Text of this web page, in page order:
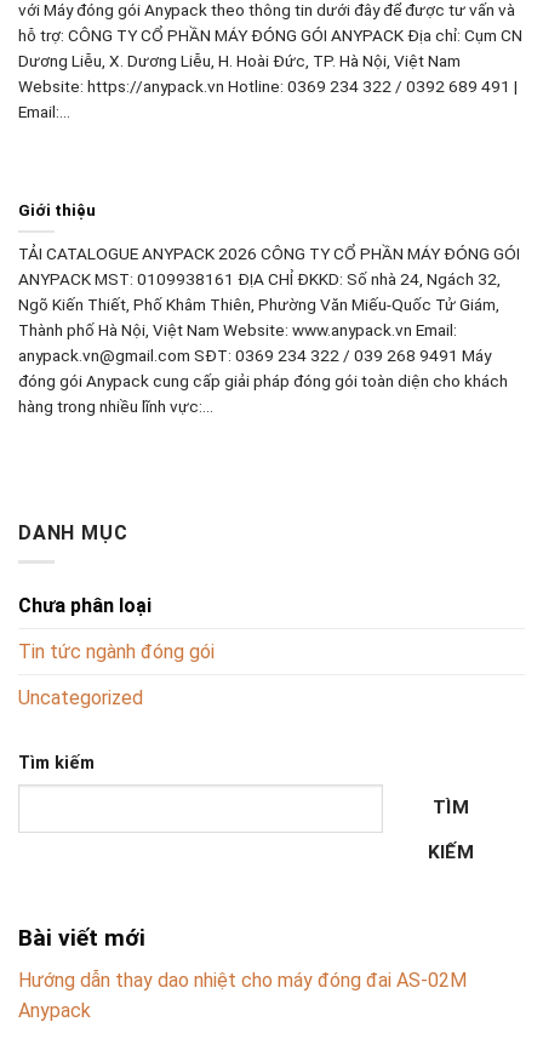
với Máy đóng gói Anypack theo thông tin dưới đây để được tư vấn và
hỗ trợ: CÔNG TY CỔ PHẦN MÁY ĐÓNG GÓI ANYPACK Địa chỉ: Cụm CN
Dương Liễu, X. Dương Liễu, H. Hoài Đức, TP. Hà Nội, Việt Nam
Website: https://anypack.vn Hotline: 0369 234 322 / 0392 689 491 |
Email:…
Giới thiệu
TẢI CATALOGUE ANYPACK 2026 CÔNG TY CỔ PHẦN MÁY ĐÓNG GÓI
ANYPACK MST: 0109938161 ĐỊA CHỈ ĐKKD: Số nhà 24, Ngách 32,
Ngõ Kiến Thiết, Phố Khâm Thiên, Phường Văn Miếu-Quốc Tử Giám,
Thành phố Hà Nội, Việt Nam Website: www.anypack.vn Email:
anypack.vn@gmail.com SĐT: 0369 234 322 / 039 268 9491 Máy
đóng gói Anypack cung cấp giải pháp đóng gói toàn diện cho khách
hàng trong nhiều lĩnh vực:…
DANH MỤC
Chưa phân loại
Tin tức ngành đóng gói
Uncategorized
Tìm kiếm
TÌM
KIẾM
Bài viết mới
Hướng dẫn thay dao nhiệt cho máy đóng đai AS-02M
Anypack